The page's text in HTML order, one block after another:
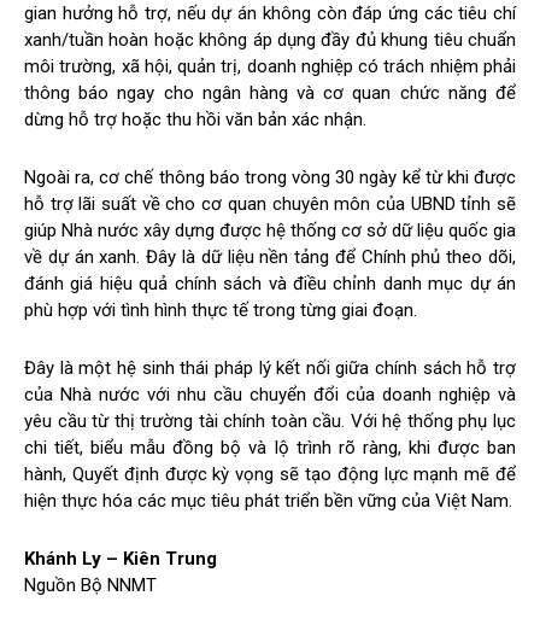
gian hưởng hỗ trợ, nếu dự án không còn đáp ứng các tiêu chí
xanh/tuần hoàn hoặc không áp dụng đầy đủ khung tiêu chuẩn
môi trường, xã hội, quản trị, doanh nghiệp có trách nhiệm phải
thông báo ngay cho ngân hàng và cơ quan chức năng để
dừng hỗ trợ hoặc thu hồi văn bản xác nhận.
Ngoài ra, cơ chế thông báo trong vòng 30 ngày kể từ khi được
hỗ trợ lãi suất về cho cơ quan chuyên môn của UBND tỉnh sẽ
giúp Nhà nước xây dựng được hệ thống cơ sở dữ liệu quốc gia
về dự án xanh. Đây là dữ liệu nền tảng để Chính phủ theo dõi,
đánh giá hiệu quả chính sách và điều chỉnh danh mục dự án
phù hợp với tình hình thực tế trong từng giai đoạn.
Đây là một hệ sinh thái pháp lý kết nối giữa chính sách hỗ trợ
của Nhà nước với nhu cầu chuyển đổi của doanh nghiệp và
yêu cầu từ thị trường tài chính toàn cầu. Với hệ thống phụ lục
chi tiết, biểu mẫu đồng bộ và lộ trình rõ ràng, khi được ban
hành, Quyết định được kỳ vọng sẽ tạo động lực mạnh mẽ để
hiện thực hóa các mục tiêu phát triển bền vững của Việt Nam.
Khánh Ly – Kiên Trung
Nguồn Bộ NNMT